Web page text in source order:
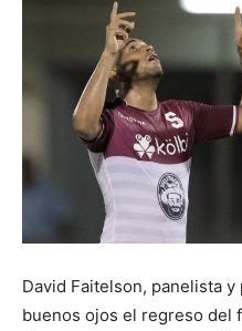
David Faitelson, panelista
buenos ojos el regreso del